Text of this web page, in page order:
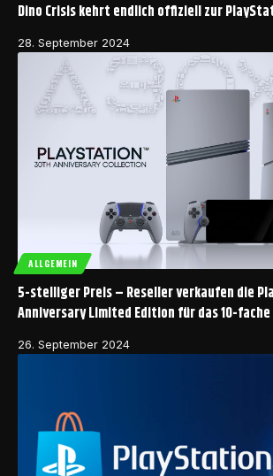
Dino Crisis kehrt endlich offiziell zur
28. September 2024
ALLGEMEIN
5-stelliger Preis – Reseller verkaufen die
Anniversary Limited Edition für das 10-fache
26. September 2024